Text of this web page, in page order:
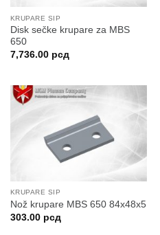
KRUPARE SIP
Disk sečke krupare za MBS
650
7,736.00 рсд
KRUPARE SIP
Nož krupare MBS 650 84x48x5
303.00 рсд